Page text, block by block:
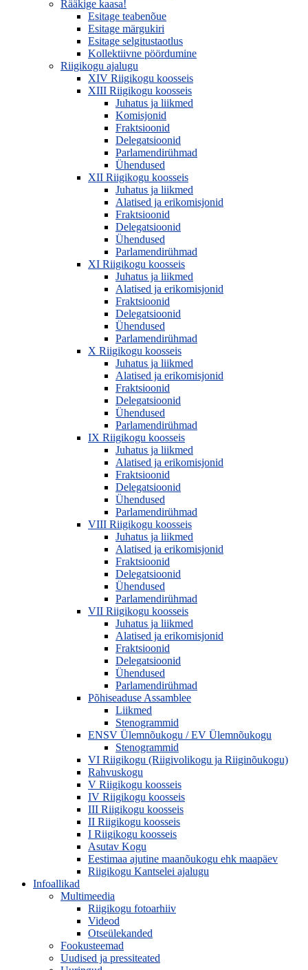
Rääkige kaasa!
Esitage teabenõue
Esitage märgukiri
Esitage selgitustaotlus
Kollektiivne pöördumine
Riigikogu ajalugu
XIV Riigikogu koosseis
XIII Riigikogu koosseis
Juhatus ja liikmed
Komisjonid
Fraktsioonid
Delegatsioonid
Parlamendirühmad
Ühendused
XII Riigikogu koosseis
Juhatus ja liikmed
Alatised ja erikomisjonid
Fraktsioonid
Delegatsioonid
Ühendused
Parlamendirühmad
XI Riigikogu koosseis
Juhatus ja liikmed
Alatised ja erikomisjonid
Fraktsioonid
Delegatsioonid
Ühendused
Parlamendirühmad
X Riigikogu koosseis
Juhatus ja liikmed
Alatised ja erikomisjonid
Fraktsioonid
Delegatsioonid
Ühendused
Parlamendirühmad
IX Riigikogu koosseis
Juhatus ja liikmed
Alatised ja erikomisjonid
Fraktsioonid
Delegatsioonid
Ühendused
Parlamendirühmad
VIII Riigikogu koosseis
Juhatus ja liikmed
Alatised ja erikomisjonid
Fraktsioonid
Delegatsioonid
Ühendused
Parlamendirühmad
VII Riigikogu koosseis
Juhatus ja liikmed
Alatised ja erikomisjonid
Fraktsioonid
Delegatsioonid
Ühendused
Parlamendirühmad
Põhiseaduse Assamblee
Liikmed
Stenogrammid
ENSV Ülemnõukogu / EV Ülemnõukogu
Stenogrammid
VI Riigikogu (Riigivolikogu ja Riiginõukogu)
Rahvuskogu
V Riigikogu koosseis
IV Riigikogu koosseis
III Riigikogu koosseis
II Riigikogu koosseis
I Riigikogu koosseis
Asutav Kogu
Eestimaa ajutine maanõukogu ehk maapäev
Riigikogu Kantselei ajalugu
Infoallikad
Multimeedia
Riigikogu fotoarhiiv
Videod
Otseülekanded
Fookusteemad
Uudised ja pressiteated